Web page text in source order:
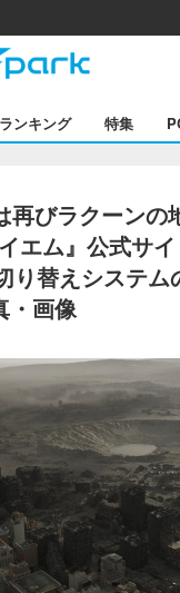
ンキング 特集
再びラクーン
エム』公式サ
り替えシステム
・画像